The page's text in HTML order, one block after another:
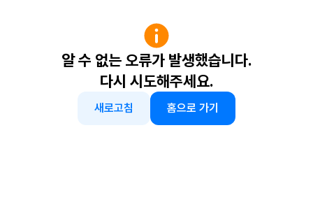
알 수 없는 오류가 발생했습니다.
다시 시도해주세요.
새로고침 홈으로 가기